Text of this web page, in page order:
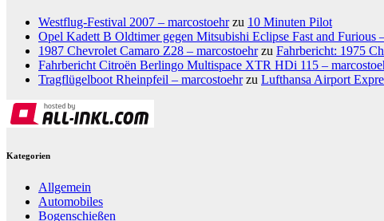
Westflug-Festival 2007 – marcostoehrzu 10 Minuten Pilot
Opel Kadett B Oldtimer gegen Mitsubishi Eclipse Fast and Furious
1987 Chevrolet Camaro Z28 – marcostoehrzu Fahrbericht: 1975
Fahrbericht Citroën Berlingo Multispace XTR HDi 115 –
Tragflügelboot Rheinpfeil – marcostoehrzu Lufthansa Airport
Kategorien
Allgemein
Automobiles
Bogenschießen